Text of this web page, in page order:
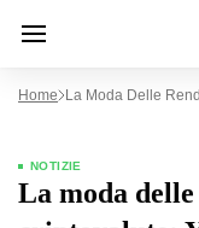
Home La Moda Delle
NOTIZIE
La moda